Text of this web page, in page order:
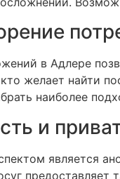
в Адлере
желает найти
наиболее
и
является
предоставляет